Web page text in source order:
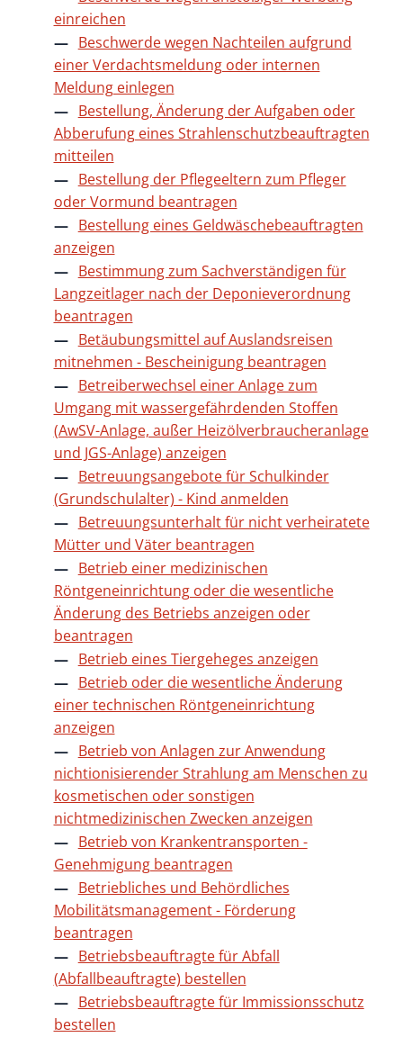
einreichen
Beschwerde wegen Nachteilen aufgrund
einer Verdachtsmeldung oder internen
Meldung einlegen
Bestellung, Änderung der Aufgaben oder
Abberufung eines Strahlenschutzbeauftragten
mitteilen
Bestellung der Pflegeeltern zum Pfleger
oder Vormund beantragen
Bestellung eines Geldwäschebeauftragten
anzeigen
Bestimmung zum Sachverständigen für
Langzeitlager nach der Deponieverordnung
beantragen
Betäubungsmittel auf Auslandsreisen
mitnehmen - Bescheinigung beantragen
Betreiberwechsel einer Anlage zum
Umgang mit wassergefährdenden Stoffen
(AwSV-Anlage, außer Heizölverbraucheranlage
und JGS-Anlage) anzeigen
Betreuungsangebote für Schulkinder
(Grundschulalter) - Kind anmelden
Betreuungsunterhalt für nicht verheiratete
Mütter und Väter beantragen
Betrieb einer medizinischen
Röntgeneinrichtung oder die wesentliche
Änderung des Betriebs anzeigen oder
beantragen
Betrieb eines Tiergeheges anzeigen
Betrieb oder die wesentliche Änderung
einer technischen Röntgeneinrichtung
anzeigen
Betrieb von Anlagen zur Anwendung
nichtionisierender Strahlung am Menschen zu
kosmetischen oder sonstigen
nichtmedizinischen Zwecken anzeigen
Betrieb von Krankentransporten -
Genehmigung beantragen
Betriebliches und Behördliches
Mobilitätsmanagement - Förderung
beantragen
Betriebsbeauftragte für Abfall
(Abfallbeauftragte) bestellen
Betriebsbeauftragte für Immissionsschutz
bestellen